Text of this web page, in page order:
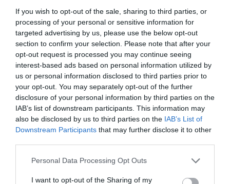
If you wish to opt-out of the sale, sharing to third parties, or
processing of your personal or sensitive information for
targeted advertising by us, please use the below opt-out
section to confirm your selection. Please note that after your
opt-out request is processed you may continue seeing
interest-based ads based on personal information utilized by
us or personal information disclosed to third parties prior to
your opt-out. You may separately opt-out of the further
disclosure of your personal information by third parties on the
IAB’s list of downstream participants. This information may
also be disclosed by us to third parties on the IAB’s List of
Downstream Participants that may further disclose it to other
Please note that this website/app uses one or more Google
not limited to your visit or usage behaviour. You may click to
Personal Data Processing Opt Outs
I want to opt-out of the Sharing of my